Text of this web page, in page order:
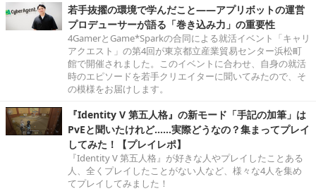
若手抜擢の環境で学んだこと――アプリボットの運営
プロデューサーが語る「巻き込み力」の重要性
4GamerとGame*Sparkの合同による就活イベント「キャリ
アクエスト」の第4回が東京都立産業貿易センター浜松町
館で開催されました。このイベントに合わせ、自身の就活
時のエピソードを若手クリエイターに聞いてみたので、そ
の模様をお届けします。
『Identity V 第五人格』の新モード「手記の加筆」は
PvEと聞いたけれど……実際どうなの？集まってプレイ
してみた！【プレイレポ】
『Identity V 第五人格』が好きな人やプレイしたことある
人、全くプレイしたことがない人など、様々な4人を集め
てプレイしてみました！